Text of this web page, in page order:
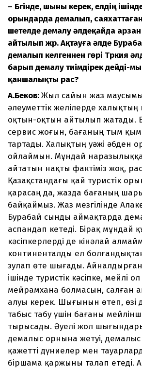
– Бүгінде, шыны керек, елдің
орындарда демалып,
шетелде демалу әлдеқайда арзан
айтылып жүр. Ақтауға әлде
демалып келгеннен гөрі Түркия
барып демалу тиімдірек дейді-
қаншалықты рас?
А.Беков:Жыл сайын жаз
әлеуметтік желілерде
оқтын-оқтын айтылып жатады.
сервис жоғын, бағаның тым
тартады. Халықтың уәжі әбден
ойлаймын. Мұндай наразылыққа
айтатын нақты фактіміз жоқ,
Қазақстандағы қай туристік
қарасаң да, жазда бағаның
байқаймыз. Жаз мезгілінде
Бурабай сынды аймақтарда
аспандап кетеді. Бірақ мұндай
кәсіпкерлерді де кінәлай
континенталды ел
зулап өте шығады.
ішінде туристік кәсіпке, мейлі
мейрамхана болмасын, салған
алуы керек. Шығынын өтеп, өзі
табыс табу үшін бағаны
тырысады. Әуелі жол
демалыс орнына жетуі,
қажетті дүниелер мен
біршама қаржыны талап етеді.